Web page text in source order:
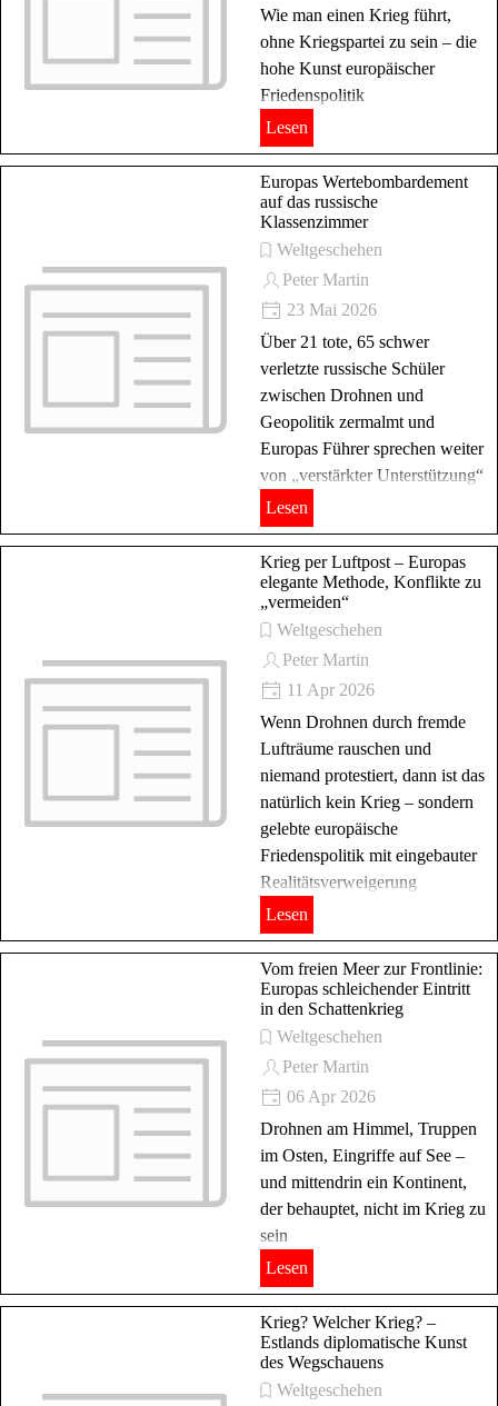
Wie man einen Krieg führt,
ohne Kriegspartei zu sein – die
hohe Kunst europäischer
Friedenspolitik
Lesen
Europas Wertebombardement
auf das russische
Klassenzimmer
Weltgeschehen
Peter Martin
23 Mai 2026
Über 21 tote, 65 schwer
verletzte russische Schüler
zwischen Drohnen und
Geopolitik zermalmt und
Europas Führer sprechen weiter
von „verstärkter Unterstützung“
Lesen
Krieg per Luftpost – Europas
elegante Methode, Konflikte zu
„vermeiden“
Weltgeschehen
Peter Martin
11 Apr 2026
Wenn Drohnen durch fremde
Lufträume rauschen und
niemand protestiert, dann ist das
natürlich kein Krieg – sondern
gelebte europäische
Friedenspolitik mit eingebauter
Realitätsverweigerung
Lesen
Vom freien Meer zur Frontlinie:
Europas schleichender Eintritt
in den Schattenkrieg
Weltgeschehen
Peter Martin
06 Apr 2026
Drohnen am Himmel, Truppen
im Osten, Eingriffe auf See –
und mittendrin ein Kontinent,
der behauptet, nicht im Krieg zu
sein
Lesen
Krieg? Welcher Krieg? –
Estlands diplomatische Kunst
des Wegschauens
Weltgeschehen